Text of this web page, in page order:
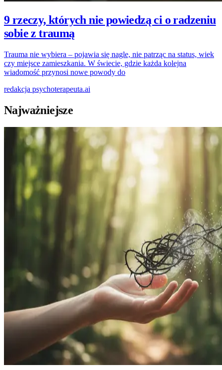
9 rzeczy, których nie powiedzą ci o radzeniu
sobie z traumą
Trauma nie wybiera – pojawia się nagle, nie patrząc na status, wiek
czy miejsce zamieszkania. W świecie, gdzie każda kolejna
wiadomość przynosi nowe powody do
redakcja psychoterapeuta.ai
Najważniejsze